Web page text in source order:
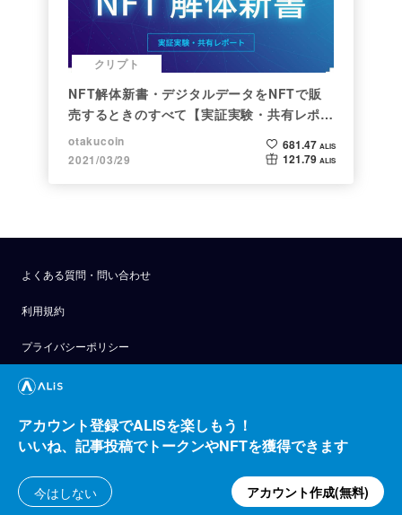
クリプト
NFT解体新書・デジタルデータをNFTで販
売するときのすべて【実証実験・共有レポー
ト】
otakucoin
2021/03/29
681.47 ALIS
121.79 ALIS
よくある質問・問い合わせ
利用規約
プライバシーポリシー
公式アナウンス
技術ブログ
API
運営会社
アカウント登録でALISを楽しもう！
いいね、記事投稿でトークンやNFTを獲得できます
今はしない アカウント作成(無料)